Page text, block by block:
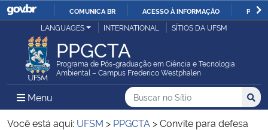
IR
O
CONTEÚDO
COMUNICA BR ACESSO À INFORMAÇÃO
Ministério da Justiça e Segurança Pública
Ministério da Defesa
Ministério das Relações Exteriores
LANGUAGES INTERNATIONAL SÍTIOS DA UFSM
PPGCTA
Programa de Pós-graduação em Ciência e Tecnologia
Ambiental – Campus Frederico Westphalen
Menu Menu Principal do Sítio
Busca
Buscar no no Sítio
Busca:
Você está aqui: UFSM > PPGCTA >Convite para defesa